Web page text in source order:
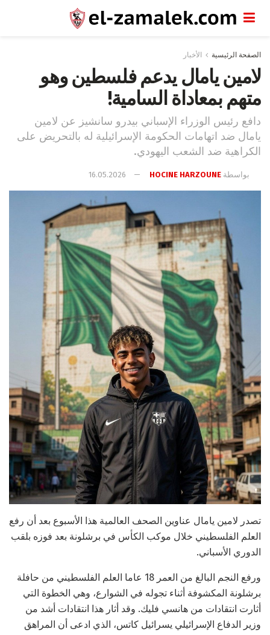
الصفحة الرئيسية الأخبار
لامين يامال يدعم فلسطين وهو
متهم بمعاداة السامية!
دافع رئيس الوزراء الإسباني بيدرو سانشيز عن لامين
يامال ضد اتهامات الحكومة الإسرائيلية له بالتحريض على
الكراهية ضد الشعب اليهودي.
بواسطة HOCINE HARZOUNE
16.05.2026
تصدر لامين يامال عناوين الصحف العالمية هذا الأسبوع بعد أن رفع
العلم الفلسطيني خلال موكب الكأس في برشلونة بعد فوزه بلقب
الدوري الأسباني.
ورفع النجم البالغ من العمر 18 عاما العلم الفلسطيني من حافلة
برشلونة المكشوفة أثناء تجوله في الشوارع، وهي الخطوة التي
أثارت انتقادات من هانسي فليك. وقد أثار هذا انتقادات أشد من
وزير الدفاع الإسرائيلي يسرائيل كاتس، الذي ادعى أن المراهق